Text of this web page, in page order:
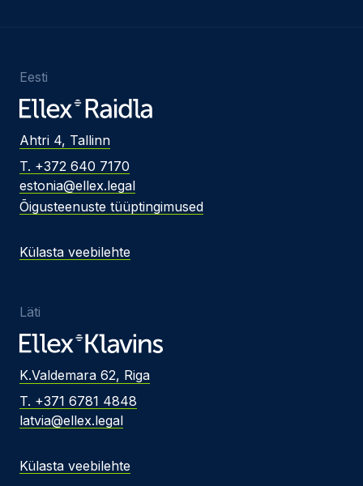
Eesti
Ahtri 4, Tallinn
T. +372 640 7170
estonia@ellex.legal
Õigusteenuste tüüptingimused
Külasta veebilehte
Läti
K.Valdemara 62, Riga
T. +371 6781 4848
latvia@ellex.legal
Külasta veebilehte